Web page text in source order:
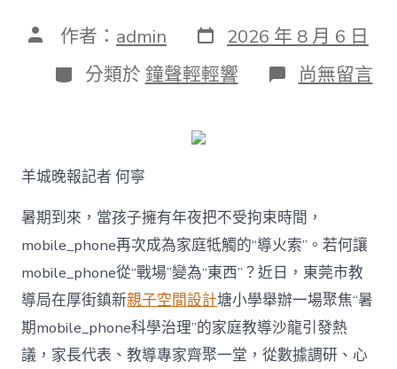
文 作者： admin 發
表
日
期
2026 年 8 月 6 日
分
類
分類於 鐘聲輕輕響 在
〈若
治
理
難
題？
讓
mobilJIUYI
俱
意
空
尚無留言
羊城晚報記者 何寧
暑期到來，當孩子擁有年夜把不受拘束時間，
mobile_phone再次成為家庭牴觸的“導火索”。若何讓
mobile_phone從“戰場”變為“東西”？近日，東莞市教
導局在厚街鎮新親子空間設計塘小學舉辦一場聚焦“暑
期mobile_phone科學治理”的家庭教導沙龍引發熱
議，家長代表、教導專家齊聚一堂，從數據調研、心